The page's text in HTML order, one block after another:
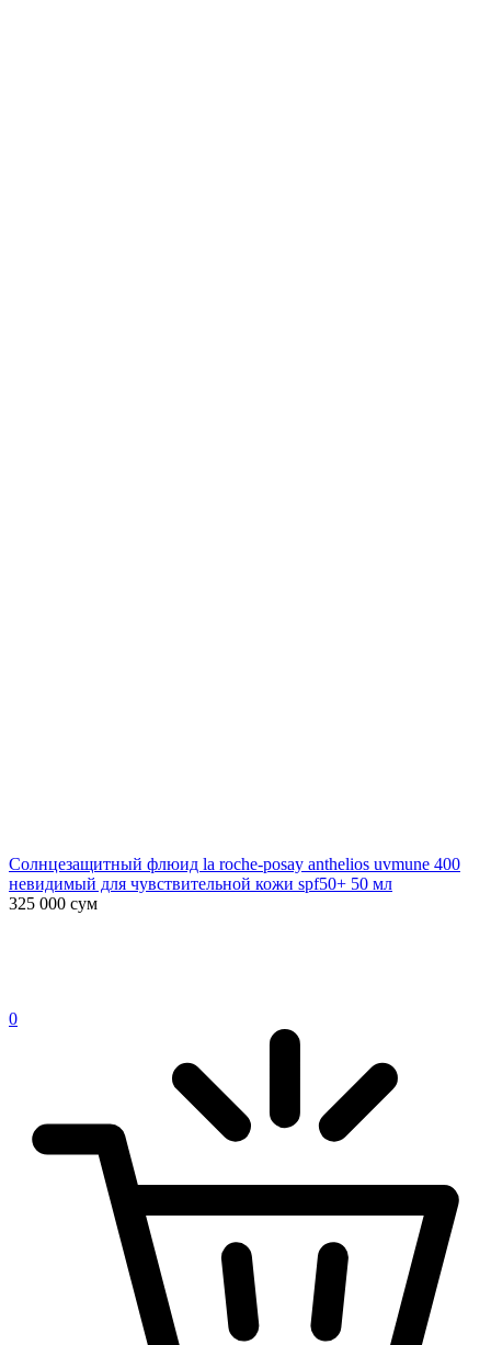
Солнцезащитный флюид la roche-posay anthelios uvmune 400
невидимый для чувствительной кожи spf50+ 50 мл
325 000 сум
0